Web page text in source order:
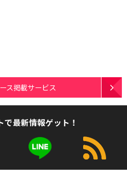
ス掲載サービス
で最新情報ゲット！